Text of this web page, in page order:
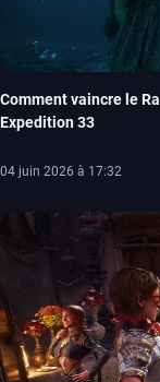
Comment vaincre le
Expedition 33
04 juin 2026 à 17:32